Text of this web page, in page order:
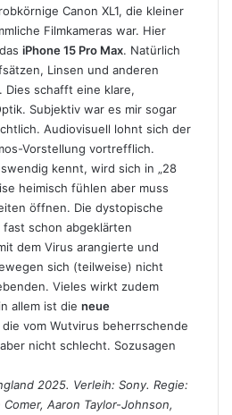
Canon XL1, die kleiner
Filmkameras war. Hier
iPhone 15 Pro Max. Natürlich
Linsen und anderen
Dies schafft eine klare,
Subjektiv war es mir sogar
Audiovisuell lohnt sich der
Vorstellung vortrefflich.
kennt, wird sich in „28
heimisch fühlen aber muss
öffnen. Die dystopische
schon abgeklärten
dem Virus arangierte und
sich (teilweise) nicht
Vieles wirkt zudem
allem ist die neue
die vom Wutvirus beherrschende
nicht schlecht. Sozusagen
2025. Verleih: Sony. Regie:
Aaron Taylor-Johnson,